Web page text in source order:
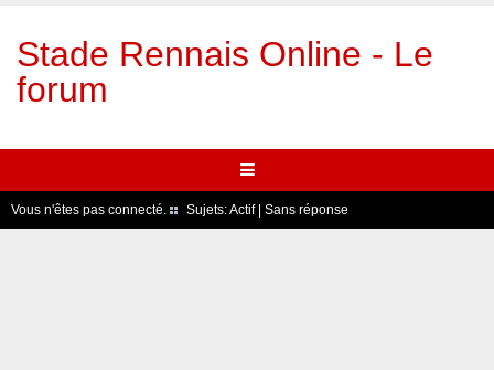
Stade Rennais Online - Le
forum
Vous n'êtes pas connecté. Sujets:Actif| Sans réponse